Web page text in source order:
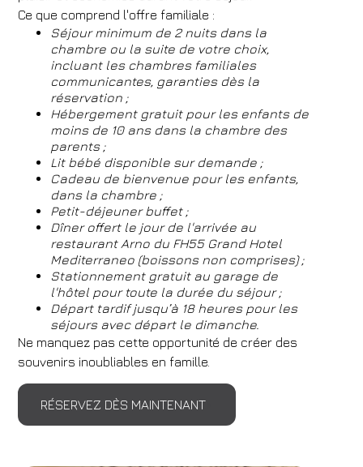
Ce que comprend l'offre familiale :
Séjour minimum de 2 nuits dans la
chambre ou la suite de votre choix,
incluant les chambres familiales
communicantes, garanties dès la
réservation ;
Hébergement gratuit pour les enfants de
moins de 10 ans dans la chambre des
parents ;
Lit bébé disponible sur demande ;
Cadeau de bienvenue pour les enfants,
dans la chambre ;
Petit-déjeuner buffet ;
Dîner offert le jour de l'arrivée au
restaurant Arno du FH55 Grand Hotel
Mediterraneo (boissons non comprises) ;
Stationnement gratuit au garage de
l'hôtel pour toute la durée du séjour ;
Départ tardif jusqu’à 18 heures pour les
séjours avec départ le dimanche.
Ne manquez pas cette opportunité de créer des
souvenirs inoubliables en famille.
RÉSERVEZ DÈS MAINTENANT